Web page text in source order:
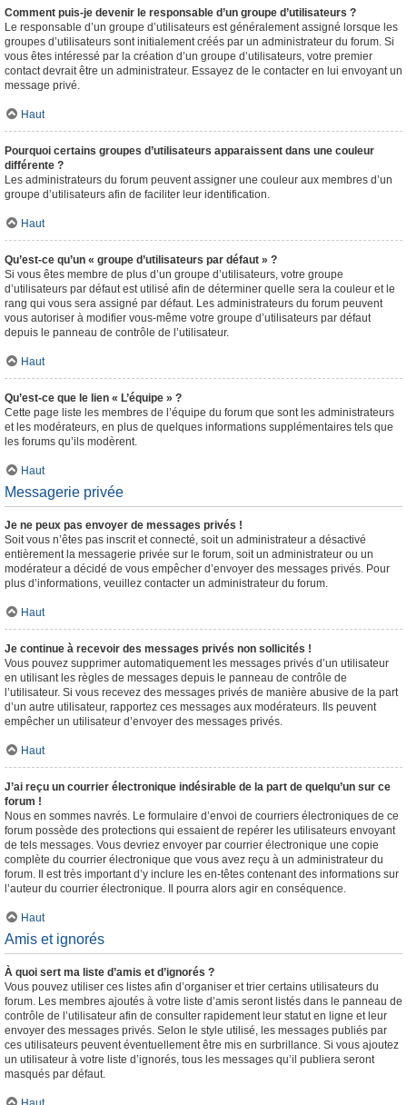
Comment puis-je devenir le responsable d’un groupe d’utilisateurs ?
Le responsable d’un groupe d’utilisateurs est généralement assigné lorsque les
groupes d’utilisateurs sont initialement créés par un administrateur du forum. Si
vous êtes intéressé par la création d’un groupe d’utilisateurs, votre premier
contact devrait être un administrateur. Essayez de le contacter en lui envoyant un
message privé.
Haut
Pourquoi certains groupes d’utilisateurs apparaissent dans une couleur
différente ?
Les administrateurs du forum peuvent assigner une couleur aux membres d’un
groupe d’utilisateurs afin de faciliter leur identification.
Haut
Qu’est-ce qu’un « groupe d’utilisateurs par défaut » ?
Si vous êtes membre de plus d’un groupe d’utilisateurs, votre groupe
d’utilisateurs par défaut est utilisé afin de déterminer quelle sera la couleur et le
rang qui vous sera assigné par défaut. Les administrateurs du forum peuvent
vous autoriser à modifier vous-même votre groupe d’utilisateurs par défaut
depuis le panneau de contrôle de l’utilisateur.
Haut
Qu’est-ce que le lien « L’équipe » ?
Cette page liste les membres de l’équipe du forum que sont les administrateurs
et les modérateurs, en plus de quelques informations supplémentaires tels que
les forums qu’ils modèrent.
Haut
Messagerie privée
Je ne peux pas envoyer de messages privés !
Soit vous n’êtes pas inscrit et connecté, soit un administrateur a désactivé
entièrement la messagerie privée sur le forum, soit un administrateur ou un
modérateur a décidé de vous empêcher d’envoyer des messages privés. Pour
plus d’informations, veuillez contacter un administrateur du forum.
Haut
Je continue à recevoir des messages privés non sollicités !
Vous pouvez supprimer automatiquement les messages privés d’un utilisateur
en utilisant les règles de messages depuis le panneau de contrôle de
l’utilisateur. Si vous recevez des messages privés de manière abusive de la part
d’un autre utilisateur, rapportez ces messages aux modérateurs. Ils peuvent
empêcher un utilisateur d’envoyer des messages privés.
Haut
J’ai reçu un courrier électronique indésirable de la part de quelqu’un sur ce
forum !
Nous en sommes navrés. Le formulaire d’envoi de courriers électroniques de ce
forum possède des protections qui essaient de repérer les utilisateurs envoyant
de tels messages. Vous devriez envoyer par courrier électronique une copie
complète du courrier électronique que vous avez reçu à un administrateur du
forum. Il est très important d’y inclure les en-têtes contenant des informations sur
l’auteur du courrier électronique. Il pourra alors agir en conséquence.
Haut
Amis et ignorés
À quoi sert ma liste d’amis et d’ignorés ?
Vous pouvez utiliser ces listes afin d’organiser et trier certains utilisateurs du
forum. Les membres ajoutés à votre liste d’amis seront listés dans le panneau de
contrôle de l’utilisateur afin de consulter rapidement leur statut en ligne et leur
envoyer des messages privés. Selon le style utilisé, les messages publiés par
ces utilisateurs peuvent éventuellement être mis en surbrillance. Si vous ajoutez
un utilisateur à votre liste d’ignorés, tous les messages qu’il publiera seront
masqués par défaut.